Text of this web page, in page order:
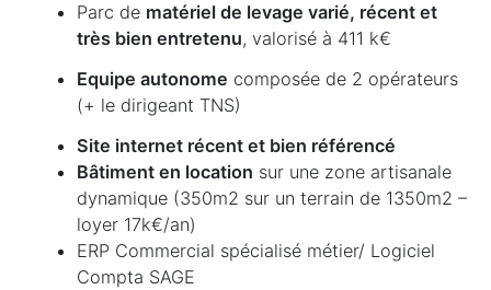
Parc de matériel de levage varié, récent et
très bien entretenu, valorisé à 411 k€
Equipe autonome composée de 2 opérateurs
(+ le dirigeant TNS)
Site internet récent et bien référencé
Bâtiment en location sur une zone artisanale
dynamique (350m2 sur un terrain de 1350m2 –
loyer 17k€/an)
ERP Commercial spécialisé métier/ Logiciel
Compta SAGE